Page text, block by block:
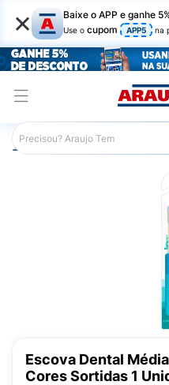
× Baixe o APP e ganhe
Use o cupom APP5 na
Araujo Higiene Pessoal
Escova Dental
Cores Sortidas 1